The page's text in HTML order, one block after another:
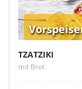
TZATZIKI
mit Brot